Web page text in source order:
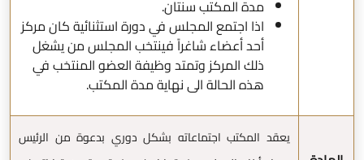
مدة المكتب سنتان.
اذا اجتمع المجلس في دورة استثنائية كان مركز
أحد أعضاء شاغراً فينتخب المجلس من يشغل
ذلك المركز وتمتد وظيفة العضو المنتخب في
هذه الحالة الى نهاية مدة المكتب.
يعقد المكتب اجتماعاته بشكل دوري بدعوة من الرئيس